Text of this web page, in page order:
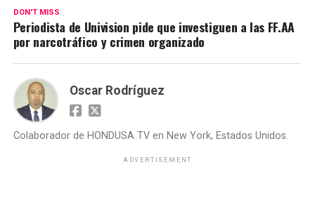
DON'T MISS
Periodista de Univision pide que investiguen a las FF.AA
por narcotráfico y crimen organizado
Oscar Rodríguez
Colaborador de HONDUSA TV en New York, Estados Unidos.
ADVERTISEMENT